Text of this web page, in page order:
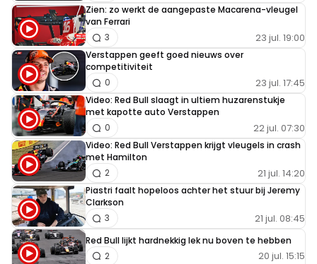
Zien: zo werkt de aangepaste Macarena-vleugel
van Ferrari
23 jul. 19:00
3
Verstappen geeft goed nieuws over
competitiviteit
23 jul. 17:45
0
Video: Red Bull slaagt in ultiem huzarenstukje
met kapotte auto Verstappen
22 jul. 07:30
0
Video: Red Bull Verstappen krijgt vleugels in crash
met Hamilton
21 jul. 14:20
2
Piastri faalt hopeloos achter het stuur bij Jeremy
Clarkson
21 jul. 08:45
3
Red Bull lijkt hardnekkig lek nu boven te hebben
20 jul. 15:15
2